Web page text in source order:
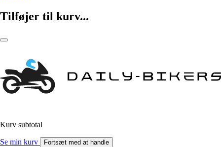
Tilføjer til kurv...
Kurv subtotal
Se min kurv Fortsæt med at handle